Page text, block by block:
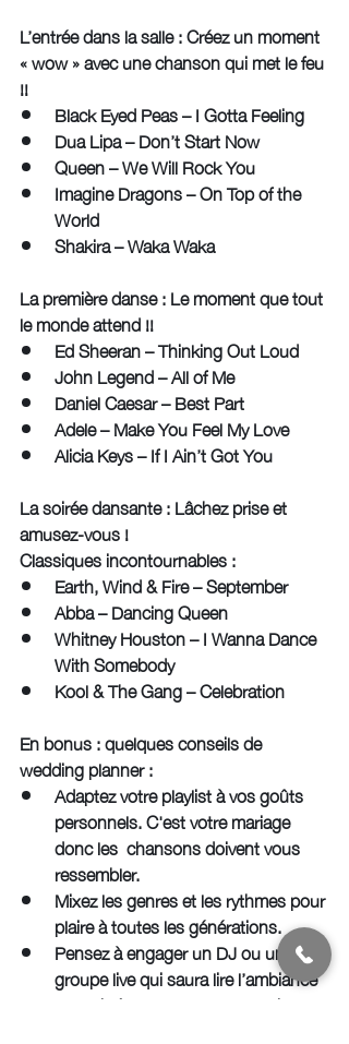
L’entrée dans la salle : Créez un moment
« wow » avec une chanson qui met le feu
!!
Black Eyed Peas – I Gotta Feeling
Dua Lipa – Don’t Start Now
Queen – We Will Rock You
Imagine Dragons – On Top of the
World
Shakira – Waka Waka
La première danse : Le moment que tout
le monde attend !!
Ed Sheeran – Thinking Out Loud
John Legend – All of Me
Daniel Caesar – Best Part
Adele – Make You Feel My Love
Alicia Keys – If I Ain’t Got You
La soirée dansante : Lâchez prise et
amusez-vous !
Classiques incontournables :
Earth, Wind & Fire – September
Abba – Dancing Queen
Whitney Houston – I Wanna Dance
With Somebody
Kool & The Gang – Celebration
En bonus : quelques conseils de
wedding planner :
Adaptez votre playlist à vos goûts
personnels. C'est votre mariage
donc les  chansons doivent vous
ressembler.
Mixez les genres et les rythmes pour
plaire à toutes les générations.
Pensez à engager un DJ ou un
groupe live qui saura lire l’ambiance
et enchaîner les morceaux au bon